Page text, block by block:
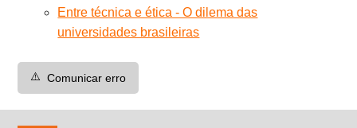
Entre técnica e ética - O dilema das
universidades brasileiras
⚠️ Comunicar erro